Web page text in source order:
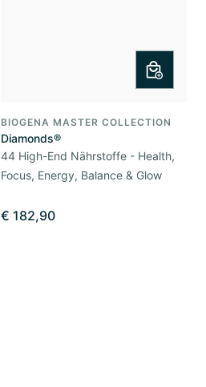
BIOGENA MASTER COLLECTION
Diamonds®
44 High-End Nährstoffe - Health,
Focus, Energy, Balance & Glow
€ 182,90